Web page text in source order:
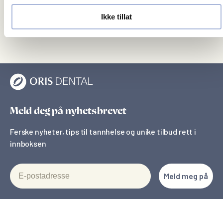
Ikke tillat
Drammen Spesialist Senter, Oris Dental
Meld deg på nyhetsbrevet
Ferske nyheter, tips til tannhelse og unike tilbud rett i
innboksen
E-postadresse
Meld meg på